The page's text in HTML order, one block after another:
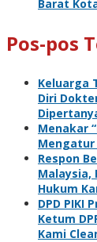
Barat
Pos-pos
Keluarga
Diri
Menakar
Mengatur
Respon
Malaysia,
Hukum
DPD PIKI
Ketum
Kami